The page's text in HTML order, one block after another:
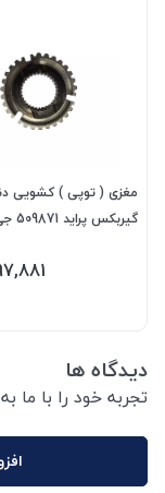
دیدگاه ها
تجربه خود را با ما